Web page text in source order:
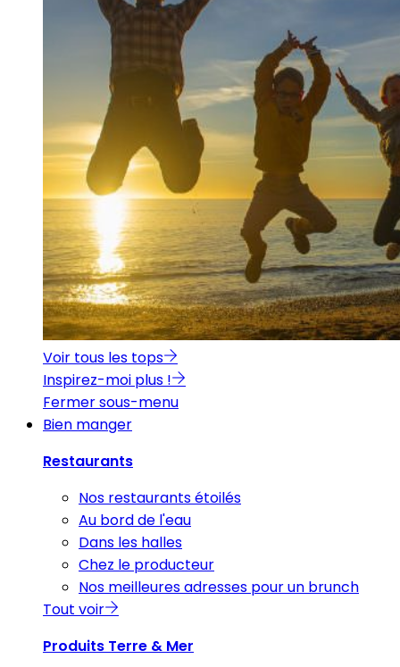
Voir tous les tops
Inspirez-moi plus !
Fermer sous-menu
Bien manger
Restaurants
Nos restaurants étoilés
Au bord de l'eau
Dans les halles
Chez le producteur
Nos meilleures adresses pour un brunch
Tout voir
Produits Terre & Mer